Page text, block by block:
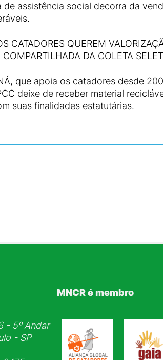
assistência social decorra da
CATADORES QUEREM
DA COLETA
que apoia os catadores desde
deixe de receber material
suas finalidades estatutárias.
- 5ᵒ Andar
- SP
MNCR é membro